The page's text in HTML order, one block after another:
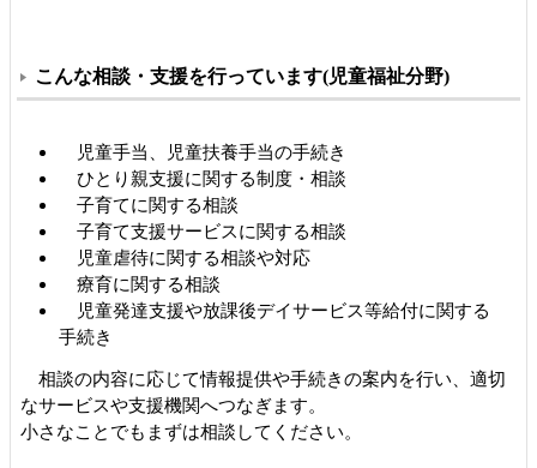
こんな相談・支援を行っています(児童福祉分野)
児童手当、児童扶養手当の手続き
ひとり親支援に関する制度・相談
子育てに関する相談
子育て支援サービスに関する相談
児童虐待に関する相談や対応
療育に関する相談
児童発達支援や放課後デイサービス等給付に関する
手続き
相談の内容に応じて情報提供や手続きの案内を行い、適切
なサービスや支援機関へつなぎます。
小さなことでもまずは相談してください。